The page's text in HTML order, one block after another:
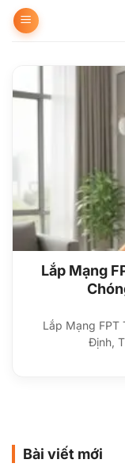
qua
Lắp Mạng
Lắp Mạng FPT
Định,
Bài viết mới